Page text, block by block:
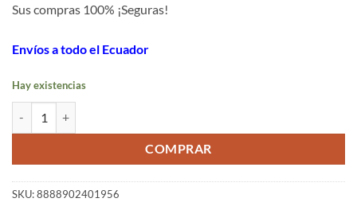
Sus compras 100% ¡Seguras!
Envíos a todo el Ecuador
Hay existencias
COMPRAR
SKU:8888902401956